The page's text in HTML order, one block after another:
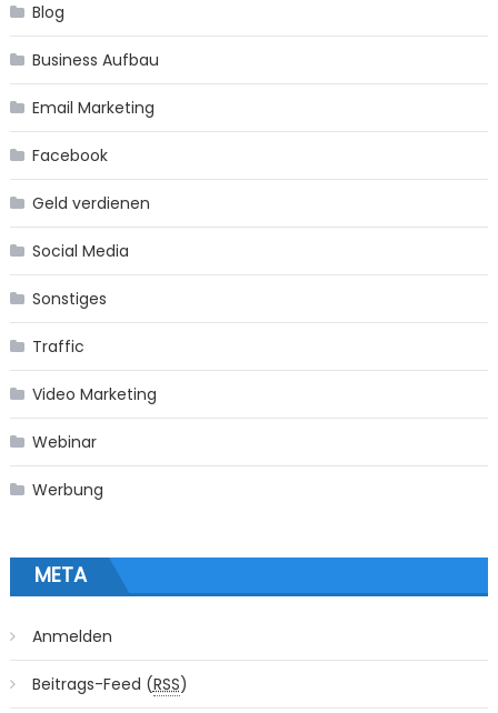
Blog
Business Aufbau
Email Marketing
Facebook
Geld verdienen
Social Media
Sonstiges
Traffic
Video Marketing
Webinar
Werbung
META
Anmelden
Beitrags-Feed (RSS)